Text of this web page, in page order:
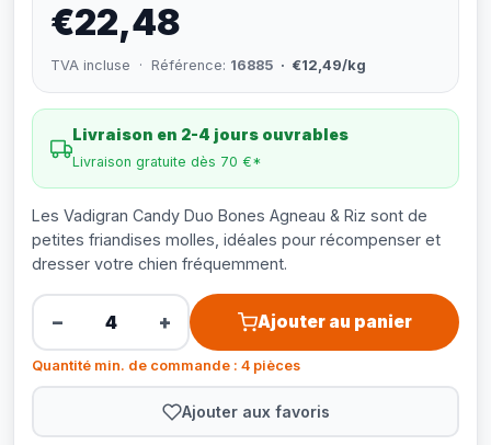
€22,48
TVA incluse · Référence: 16885 · €12,49/kg
Livraison en 2-4 jours ouvrables
Livraison gratuite dès 70 €*
Les Vadigran Candy Duo Bones Agneau & Riz sont de
petites friandises molles, idéales pour récompenser et
dresser votre chien fréquemment.
− + Ajouter au panier
Quantité min. de commande : 4 pièces
Ajouter aux favoris